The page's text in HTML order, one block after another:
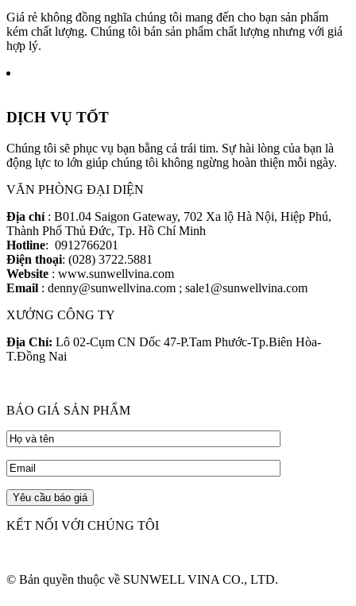
Giá rẻ không đồng nghĩa chúng tôi mang đến cho bạn sản phẩm
kém chất lượng. Chúng tôi bán sản phẩm chất lượng nhưng với giá
hợp lý.
DỊCH VỤ TỐT
Chúng tôi sẽ phục vụ bạn bằng cả trái tim. Sự hài lòng của bạn là
động lực to lớn giúp chúng tôi không ngừng hoàn thiện mỗi ngày.
VĂN PHÒNG ĐẠI DIỆN
Địa chỉ : B01.04 Saigon Gateway, 702 Xa lộ Hà Nội, Hiệp Phú,
Thành Phố Thủ Đức, Tp. Hồ Chí Minh
Hotline: 0912766201
Điện thoại: (028) 3722.5881
Website : www.sunwellvina.com
Email : denny@sunwellvina.com ; sale1@sunwellvina.com
XƯỞNG CÔNG TY
Địa Chỉ: Lô 02-Cụm CN Dốc 47-P.Tam Phước-Tp.Biên Hòa-
T.Đồng Nai
BÁO GIÁ SẢN PHẨM
KẾT NỐI VỚI CHÚNG TÔI
© Bản quyền thuộc về SUNWELL VINA CO., LTD.